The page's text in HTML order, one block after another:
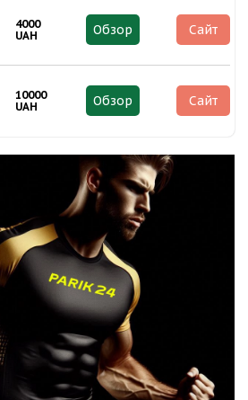
4000
UAH
Обзор Сайт
10000
UAH
Обзор Сайт